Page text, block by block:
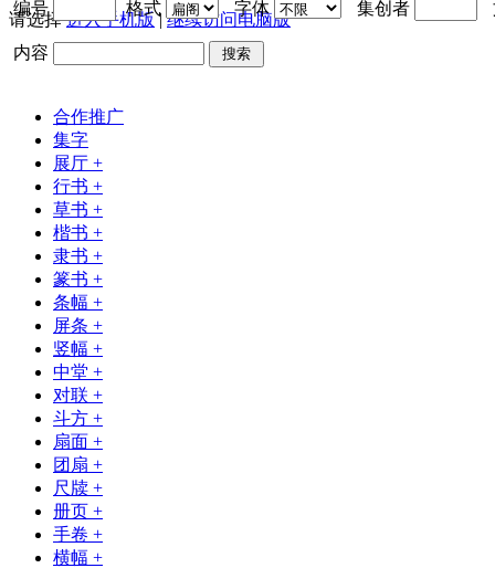
请选择进入手机版 | 继续访问电脑版
编号 格式 字体 集创者
内容 搜索
合作推广
集字
展厅 +
行书 +
草书 +
楷书 +
隶书 +
篆书 +
条幅 +
屏条 +
竖幅 +
中堂 +
对联 +
斗方 +
扇面 +
团扇 +
尺牍 +
册页 +
手卷 +
横幅 +